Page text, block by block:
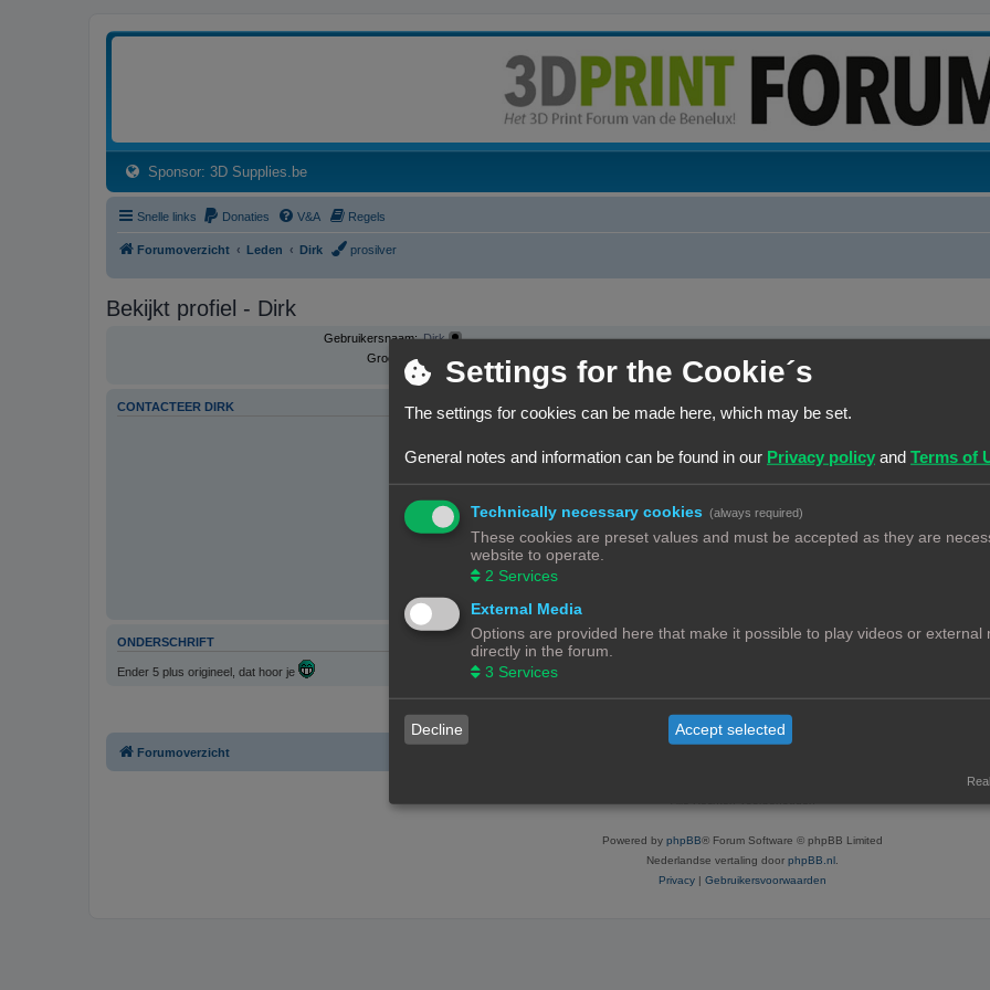
Sponsor: 3D Supplies.be(Opens a new tab)
Snelle links Donaties V&A Regels
Forumoverzicht Leden Dirk prosilver
Bekijkt profiel - Dirk
Gebruikersnaam: Dirk
Groepen:
CONTACTEER DIRK
GEBRUIKERSSTATISTIEKEN
Lid geworden op: 10/02/
(12
Een
(7
ONDERSCHRIFT
Ender 5 plus origineel, dat hoor je
Forumoverzicht
Powered by phpBB® Forum Software © phpBB Limited
Nederlandse vertaling door phpBB.nl.
Privacy | Gebruikersvoorwaarden
Settings for the Cookie´s
The settings for cookies can be made here, which may be set.
General notes and information can be found in our Privacy policy and Terms of
Technically necessary cookies (always required)
These cookies are preset values and must be accepted as they are
website to operate.
2 Services
External Media
Options are provided here that make it possible to play videos or external
directly in the forum.
3 Services
Decline Accept selected